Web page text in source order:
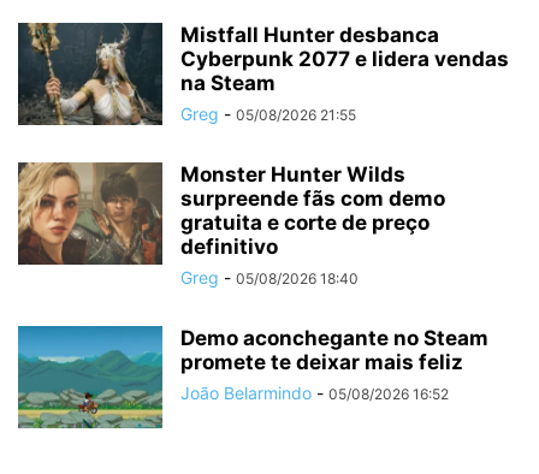
Mistfall Hunter desbanca
Cyberpunk 2077 e lidera vendas
na Steam
Greg - 05/08/2026 21:55
Monster Hunter Wilds
surpreende fãs com demo
gratuita e corte de preço
definitivo
Greg - 05/08/2026 18:40
Demo aconchegante no Steam
promete te deixar mais feliz
João Belarmindo - 05/08/2026 16:52